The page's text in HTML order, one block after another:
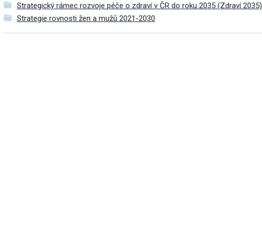
povolání
Strategický rámec rozvoje péče o zdraví v ČR do roku 2035 (Zdraví 2035)
Strategie rovnosti žen a mužů 2021-2030